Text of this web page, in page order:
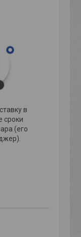
в
сроки
(его